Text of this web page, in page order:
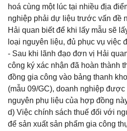
hoá cùng một lúc tại nhiều địa
nghiệp phải dự liệu trước vấn đề
Hải quan biết để khi lấy mẫu sẽ
loại nguyên liệu, đủ phục vụ việc
- Sau khi lãnh đạo đơn vị Hải
công ký xác nhận đã hoàn thành
đồng gia công vào bảng thanh
(mẫu 09/GC), doanh nghiệp
nguyên phụ liệu của hợp đồng
d) Việc chính sách thuế đối với
để sản xuất sản phẩm gia công